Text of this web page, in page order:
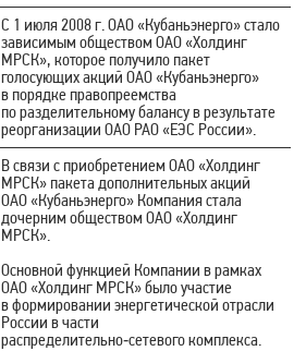
С 1 июля 2008 г. ОАО «Кубаньэнерго» стало
зависимым обществом ОАО «Холдинг
МРСК», которое получило пакет
голосующих акций ОАО «Кубаньэнерго»
в порядке правопреемства
по разделительному балансу в результате
реорганизации ОАО РАО «ЕЭС России».
В связи с приобретением ОАО «Холдинг
МРСК» пакета дополнительных акций
ОАО «Кубаньэнерго» Компания стала
дочерним обществом ОАО «Холдинг
МРСК».
Основной функцией Компании в рамках
ОАО «Холдинг МРСК» было участие
в формировании энергетической отрасли
России в части
распределительно‑сетевого комплекса.